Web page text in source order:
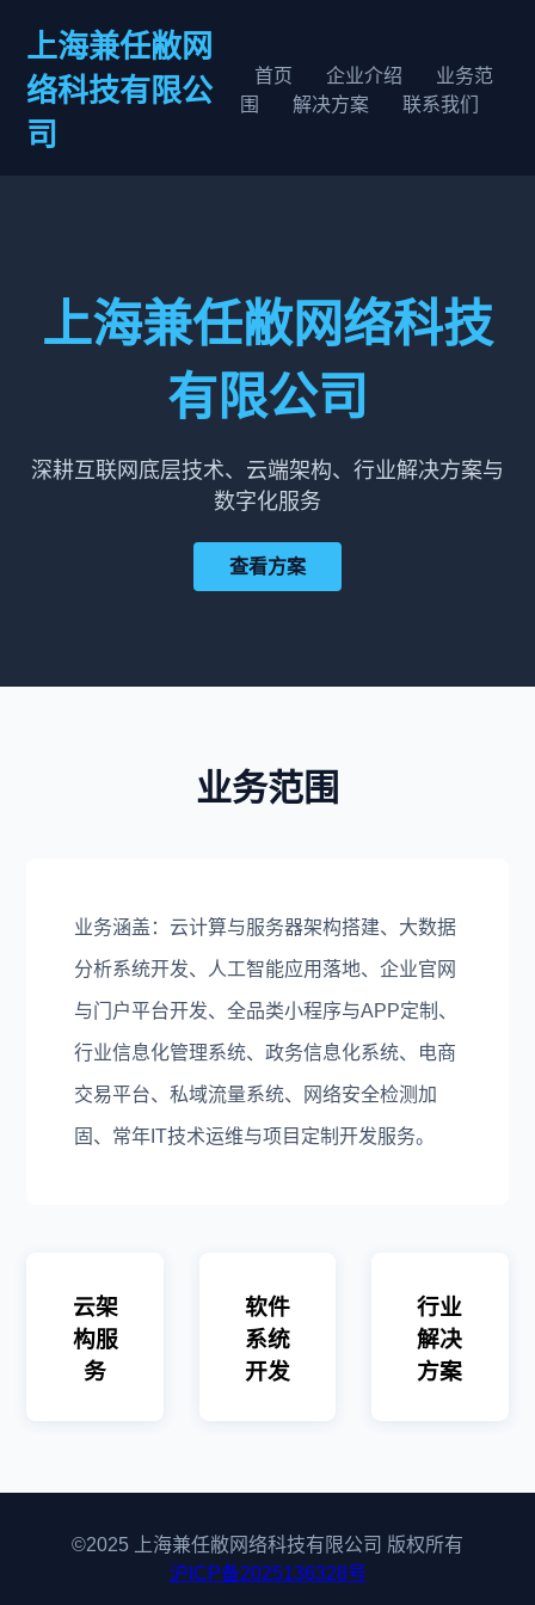
上海兼任敝网
络科技有限公
司
首页 企业介绍
业务范
围
解决方案 联系我们
上海兼任敝网络科技
有限公司
深耕互联网底层技术、云端架构、行业解决方案与
数字化服务
查看方案
业务范围
业务涵盖：云计算与服务器架构搭建、大数据
分析系统开发、人工智能应用落地、企业官网
与门户平台开发、全品类小程序与APP定制、
行业信息化管理系统、政务信息化系统、电商
交易平台、私域流量系统、网络安全检测加
固、常年IT技术运维与项目定制开发服务。
云架
构服
务
软件
系统
开发
行业
解决
方案
©2025 上海兼任敝网络科技有限公司 版权所有
沪ICP备2025136328号